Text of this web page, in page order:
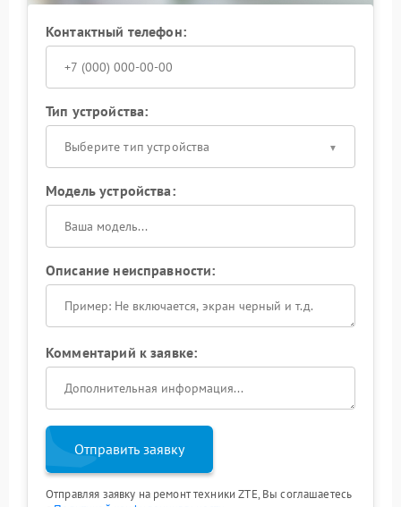
Контактный телефон:
Тип устройства:
Выберите тип устройства
Модель устройства:
Описание неисправности:
Комментарий к заявке:
Отправить заявку
Отправляя заявку на ремонт техники ZTE, Вы соглашаетесь